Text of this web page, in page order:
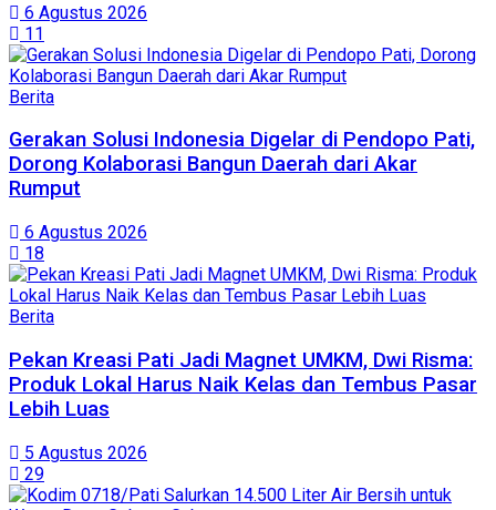
6 Agustus 2026
11
Berita
Gerakan Solusi Indonesia Digelar di Pendopo Pati,
Dorong Kolaborasi Bangun Daerah dari Akar
Rumput
6 Agustus 2026
18
Berita
Pekan Kreasi Pati Jadi Magnet UMKM, Dwi Risma:
Produk Lokal Harus Naik Kelas dan Tembus Pasar
Lebih Luas
5 Agustus 2026
29